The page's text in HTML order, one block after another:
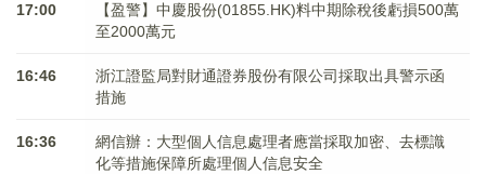
17:00
【盈警】中慶股份(01855.HK)料中期除稅後虧損500萬
至2000萬元
16:46
浙江證監局對財通證券股份有限公司採取出具警示函
措施
16:36
網信辦：大型個人信息處理者應當採取加密、去標識
化等措施保障所處理個人信息安全